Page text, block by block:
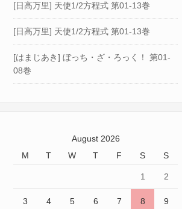
[日高万里] 天使1/2方程式 第01-13巻
[日高万里] 天使1/2方程式 第01-13巻
[はまじあき] ぼっち・ざ・ろっく！ 第01-
08巻
August 2026
M
T W T F S S
1 2
3 4 5 6 7 8 9